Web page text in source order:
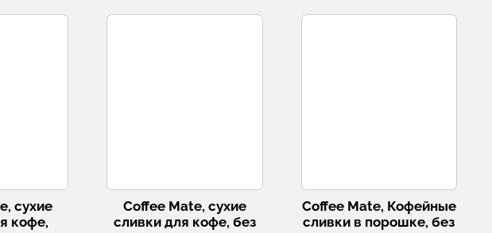
сухие
кофе,
Coffee Mate, сухие
сливки для кофе, без
Coffee Mate, Кофейные
сливки в порошке, без